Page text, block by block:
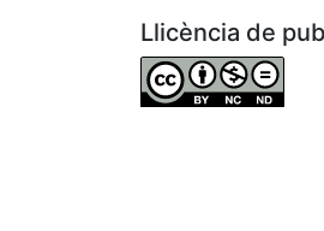
Llicència de